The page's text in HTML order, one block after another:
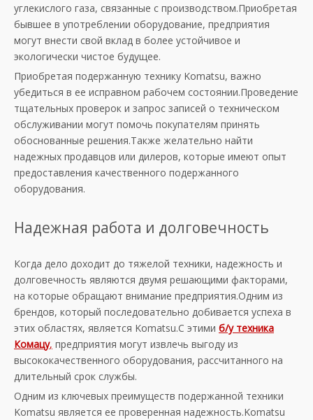
углекислого газа, связанные с производством.Приобретая
бывшее в употреблении оборудование, предприятия
могут внести свой вклад в более устойчивое и
экологически чистое будущее.
Приобретая подержанную технику Komatsu, важно
убедиться в ее исправном рабочем состоянии.Проведение
тщательных проверок и запрос записей о техническом
обслуживании могут помочь покупателям принять
обоснованные решения.Также желательно найти
надежных продавцов или дилеров, которые имеют опыт
предоставления качественного подержанного
оборудования.
Надежная работа и долговечность
Когда дело доходит до тяжелой техники, надежность и
долговечность являются двумя решающими факторами,
на которые обращают внимание предприятия.Одним из
брендов, который последовательно добивается успеха в
этих областях, является Komatsu.С этими б/у техника
Комацу, предприятия могут извлечь выгоду из
высококачественного оборудования, рассчитанного на
длительный срок службы.
Одним из ключевых преимуществ подержанной техники
Komatsu является ее проверенная надежность.Komatsu